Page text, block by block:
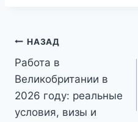
Навигация
по
записям
НАЗАД
Работа в
Великобритании в
2026 году: реальные
условия, визы и